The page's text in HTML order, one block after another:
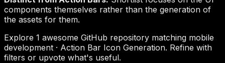
components themselves rather than the generation of
the assets for them.
Explore 1 awesome GitHub repository matching mobile
development · Action Bar Icon Generation. Refine with
filters or upvote what's useful.